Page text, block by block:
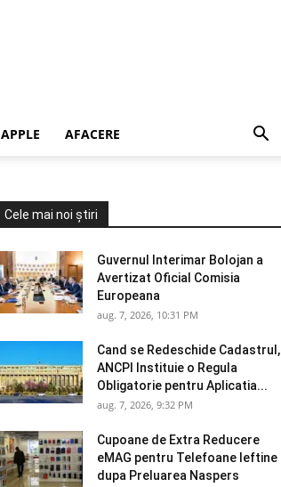
APPLE AFACERE
Cele mai noi știri
Guvernul Interimar Bolojan a
Avertizat Oficial Comisia
Europeana
aug. 7, 2026, 10:31 PM
Cand se Redeschide Cadastrul,
ANCPI Instituie o Regula
Obligatorie pentru Aplicatia...
aug. 7, 2026, 9:32 PM
Cupoane de Extra Reducere
eMAG pentru Telefoane Ieftine
dupa Preluarea Naspers